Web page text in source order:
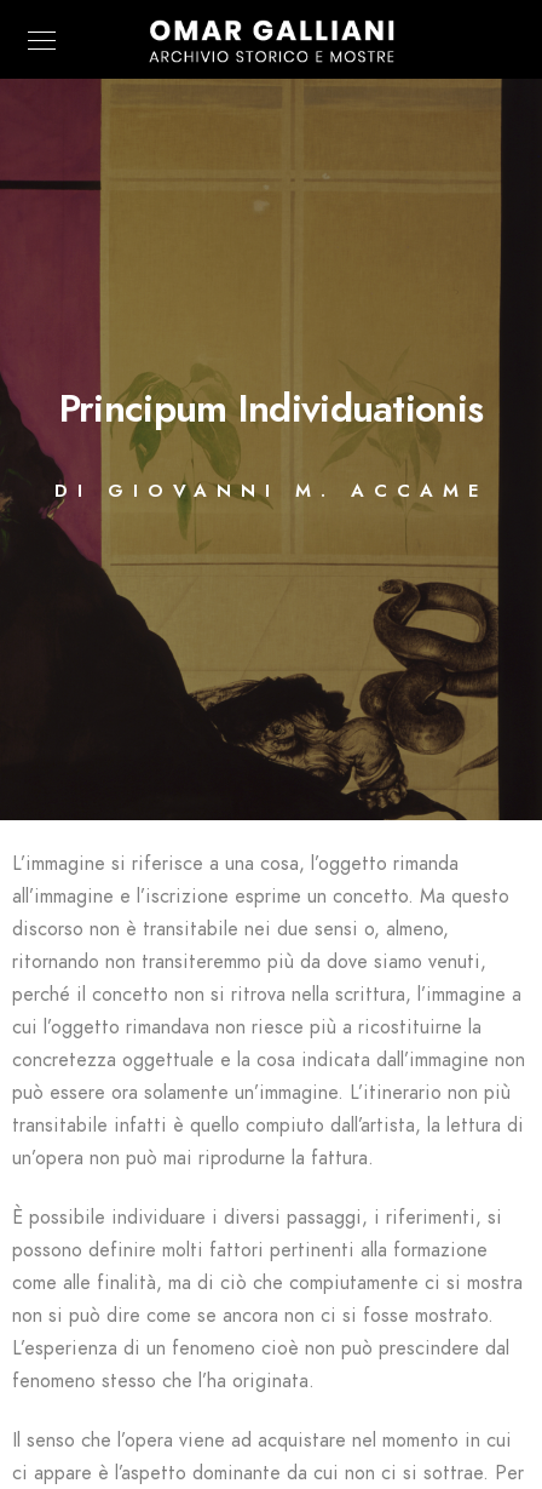
Principum Individuationis
DI GIOVANNI M. ACCAME
L’immagine si riferisce a una cosa, l’oggetto rimanda
all’immagine e l’iscrizione esprime un concetto. Ma questo
discorso non è transitabile nei due sensi o, almeno,
ritornando non transiteremmo più da dove siamo venuti,
perché il concetto non si ritrova nella scrittura, l’immagine a
cui l’oggetto rimandava non riesce più a ricostituirne la
concretezza oggettuale e la cosa indicata dall’immagine non
può essere ora solamente un’immagine. L’itinerario non più
transitabile infatti è quello compiuto dall’artista, la lettura di
un’opera non può mai riprodurne la fattura.
È possibile individuare i diversi passaggi, i riferimenti, si
possono definire molti fattori pertinenti alla formazione
come alle finalità, ma di ciò che compiutamente ci si mostra
non si può dire come se ancora non ci si fosse mostrato.
L’esperienza di un fenomeno cioè non può prescindere dal
fenomeno stesso che l’ha originata.
Il senso che l’opera viene ad acquistare nel momento in cui
ci appare è l’aspetto dominante da cui non ci si sottrae. Per